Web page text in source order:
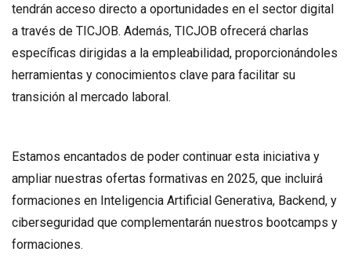
tendrán acceso directo a oportunidades en el sector digital
a través de TICJOB. Además, TICJOB ofrecerá charlas
específicas dirigidas a la empleabilidad, proporcionándoles
herramientas y conocimientos clave para facilitar su
transición al mercado laboral.
Estamos encantados de poder continuar esta iniciativa y
ampliar nuestras ofertas formativas en 2025, que incluirá
formaciones en Inteligencia Artificial Generativa, Backend, y
ciberseguridad que complementarán nuestros bootcamps y
formaciones.